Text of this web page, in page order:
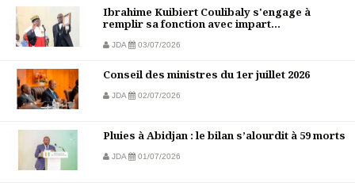
Ibrahime Kuibiert Coulibaly s'engage à
remplir sa fonction avec impart...
JDA 03/07/2026
Conseil des ministres du 1er juillet 2026
JDA 02/07/2026
Pluies à Abidjan : le bilan s’alourdit à 59 morts
JDA 01/07/2026